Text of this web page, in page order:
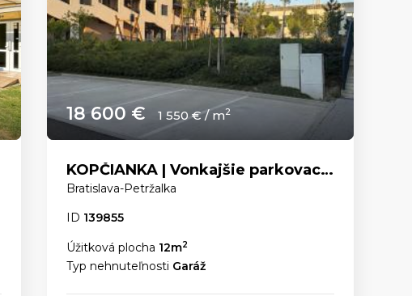
18 600 € 1 550 € / m2
KOPČIANKA | Vonkajšie parkovacie státie
Bratislava-Petržalka
ID 139855
Úžitková plocha 12m2
Typ nehnuteľnosti Garáž